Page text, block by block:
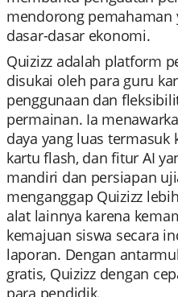
mendorong pemahaman
dasar-dasar ekonomi.
Quizizz adalah platform
disukai oleh para guru
penggunaan dan
permainan. Ia
daya yang luas termasuk
kartu flash, dan fitur AI
mandiri dan persiapan
menganggap Quizizz
alat lainnya karena
kemajuan siswa secara
laporan. Dengan
gratis, Quizizz dengan
para pendidik.